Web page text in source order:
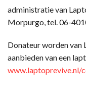
administratie van
Morpurgo, tel. 06-
Donateur worden van
aanbieden van een
www.laptoprevive.nl/